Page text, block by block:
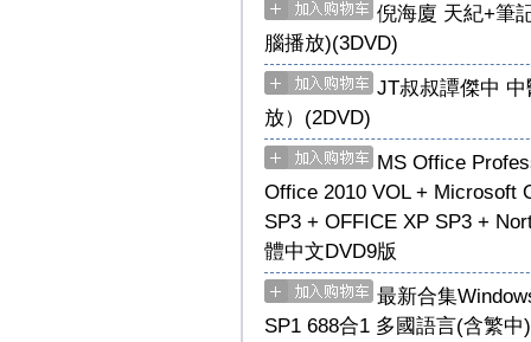
倪海廈 天紀+筆
腦播放)(3DVD)
JT叔叔譚傑中
放）(2DVD)
MS Office
Office 2010 VOL + Microsoft
SP3 + OFFICE XP SP3 +
體中文DVD9版
最新合集
SP1 688合1 多國語言(含繁